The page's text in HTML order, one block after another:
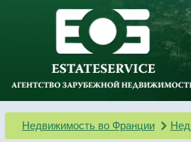
Недвижимость во Франции